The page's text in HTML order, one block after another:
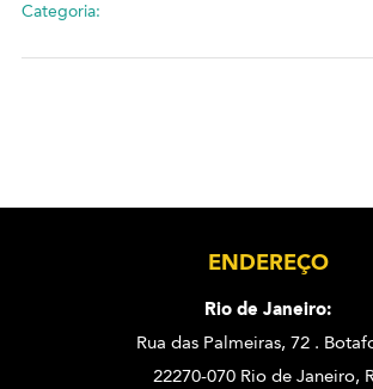
Categoria:
ENDEREÇO
Rio de Janeiro:
Rua das Palmeiras, 72 .
22270-070 Rio de Janeiro,